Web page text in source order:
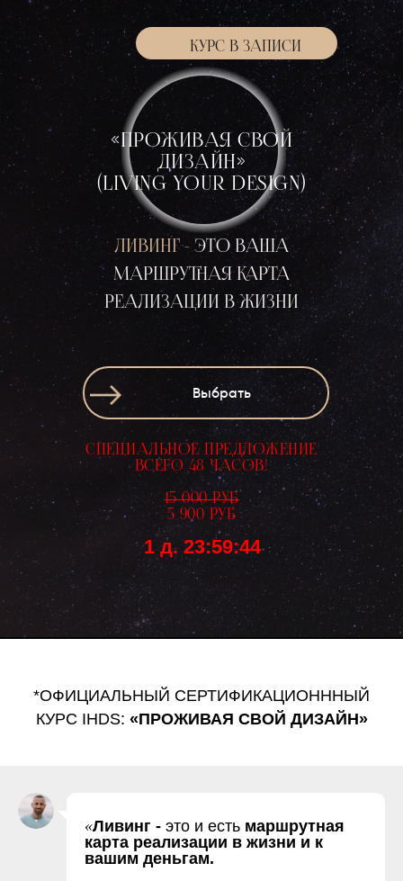
1 д. 23:59:43
Выбрать
СПЕЦИАЛЬНОЕ ПРЕДЛОЖЕНИЕ
ВСЕГО 48 ЧАСОВ!
15 000 РУБ
5 900 РУБ
КУРС В ЗАПИСИ
«ПРОЖИВАЯ СВОЙ
ДИЗАЙН»
(LIVING YOUR DESIGN)
ЛИВИНГ -ЭТО ВАША
МАРШРУТНАЯ КАРТА
РЕАЛИЗАЦИИ В ЖИЗНИ
*ОФИЦИАЛЬНЫЙ СЕРТИФИКАЦИОНННЫЙ
КУРС IHDS: «ПРОЖИВАЯ СВОЙ ДИЗАЙН»
«Ливинг - это и есть маршрутная
карта реализации в жизни и к
вашим деньгам.